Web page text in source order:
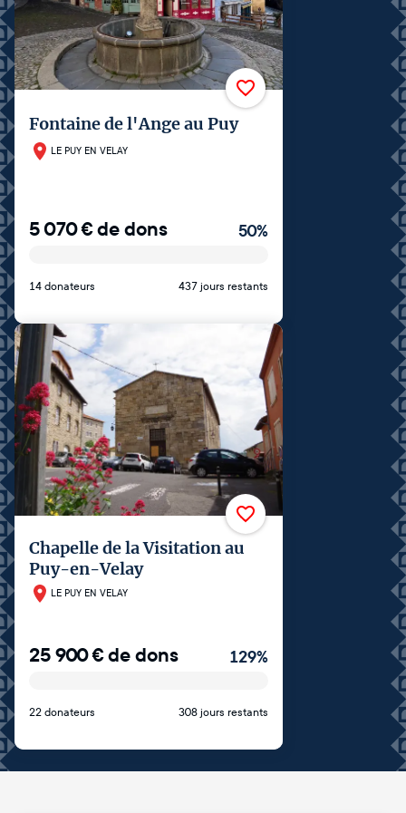
Fontaine de l'Ange au Puy
LE PUY EN VELAY
5 070€de dons 50%
14 donateurs 437 jours restants
Chapelle de la Visitation au
Puy-en-Velay
LE PUY EN VELAY
25 900€de dons 129%
22 donateurs 308 jours restants